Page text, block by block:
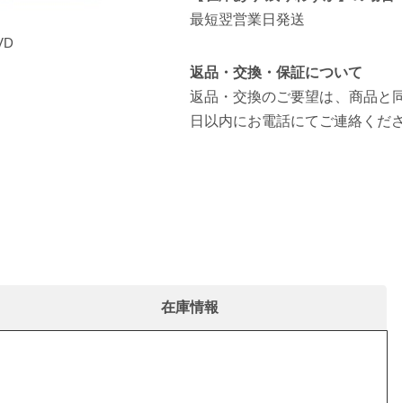
最短翌営業日発送
返品・交換・保証について
返品・交換のご要望は、商品と
日以内にお電話にてご連絡くだ
在庫情報